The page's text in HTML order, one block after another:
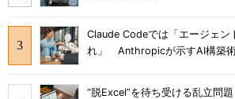
Claude Codeでは「エージェン
れ」 Anthropicが示すAI構築
“脱Excel”を待ち受ける乱立問